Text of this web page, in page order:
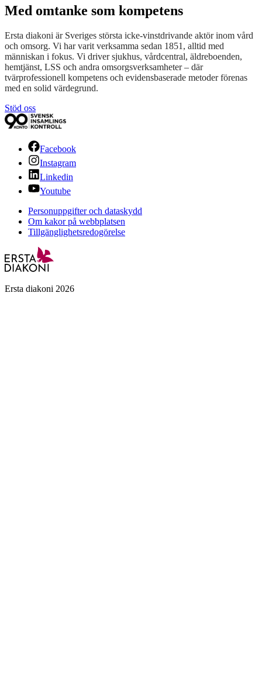
Med omtanke som kompetens
Ersta diakoni är Sveriges största icke-vinstdrivande aktör inom vård
och omsorg. Vi har varit verksamma sedan 1851, alltid med
människan i fokus. Vi driver sjukhus, vårdcentral, äldreboenden,
hemtjänst, LSS och andra omsorgsverksamheter – där
tvärprofessionell kompetens och evidensbaserade metoder förenas
med en solid värdegrund.
Stöd oss
Facebook
Instagram
Linkedin
Youtube
Personuppgifter och dataskydd
Om kakor på webbplatsen
Tillgänglighetsredogörelse
Ersta diakoni 2026